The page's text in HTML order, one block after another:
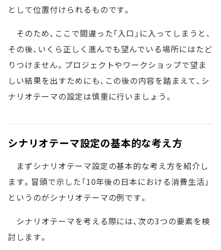
として位置付けられるものです。
そのため、ここで間違った「入口」に入ってしまうと、
その後、いくら正しく進んでも望んでいる場所にはたど
りつけません。プロジェクトやワークショップで望ま
しい結果を出すためにも、この後の内容を踏まえて、シ
ナリオテーマの設定は慎重に行いましょう。
シナリオテーマ設定の基本的な考え方
まずシナリオテーマ設定の基本的な考え方を紹介し
ます。冒頭で示した「10年後の日本における消費生活」
というのがシナリオテーマの例です。
シナリオテーマを考える際には、次の3つの要素を検
討します。